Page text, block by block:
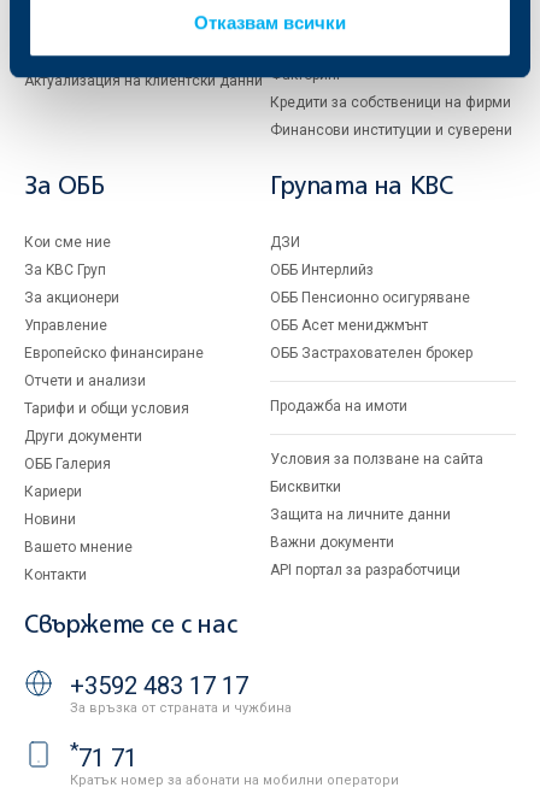
Отказвам всички
Застраховки
Актуализация на клиентски данни
Пазари, инвестиционно банкиране
Факторинг
Кредити за собственици на фирми
Финансови институции и суверени
За ОББ
Кои сме ние
За KBC Груп
За акционери
Управление
Европейско финансиране
Отчети и анализи
Тарифи и общи условия
Други документи
ОББ Галерия
Кариери
Новини
Вашето мнение
Контакти
Групата на KBC
ДЗИ
ОББ Интерлийз
ОББ Пенсионно осигуряване
ОББ Асет мениджмънт
ОББ Застрахователен брокер
Продажба на имоти
Условия за ползване на сайта
Бисквитки
Защита на личните данни
Важни документи
API портал за разработчици
Свържете се с нас
+3592 483 17 17
За връзка от страната и чужбина
*71 71
Кратък номер за абонати на мобилни оператори